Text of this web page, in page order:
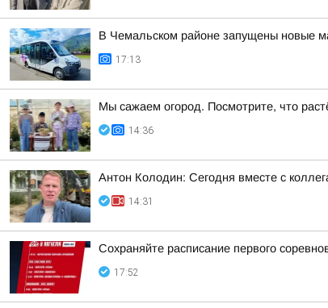
В Чемальском районе запущены новые
17:13
Мы сажаем огород. Посмотрите, что
14:36
Антон Колодин: Сегодня вместе с
14:31
Сохраняйте расписание первого
17:52